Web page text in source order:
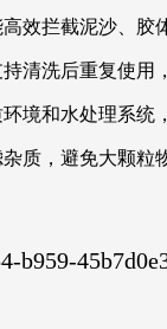
效拦截泥沙、胶
清洗后重复使用
境和水处理系统
质，避免大颗粒